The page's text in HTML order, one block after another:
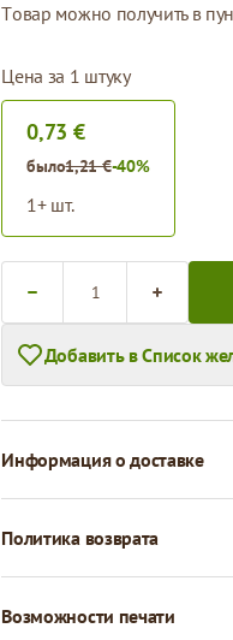
Tовар можно получить в
Цена за 1 штуку
0,73 €
было1,21 €-40%
1+ шт.
Добавить в Список
Информация о доставке
Политика возврата
Возможности печати